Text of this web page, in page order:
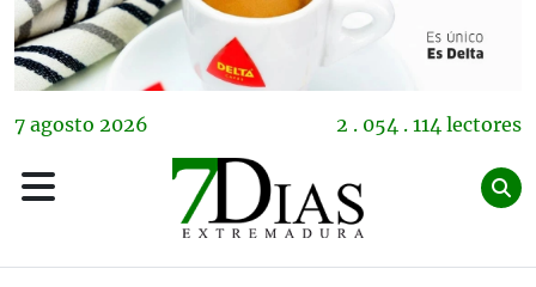
7 agosto 2026 2 . 054 . 114 lectores